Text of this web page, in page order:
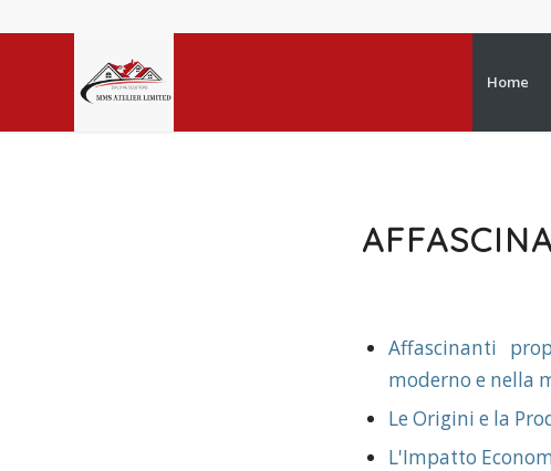
Home
Affascinanti
moderno e nella
Le Origini e la
L'Impatto